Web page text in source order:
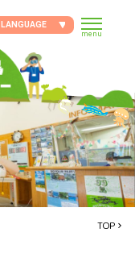
LANGUAGE
menu
TOP